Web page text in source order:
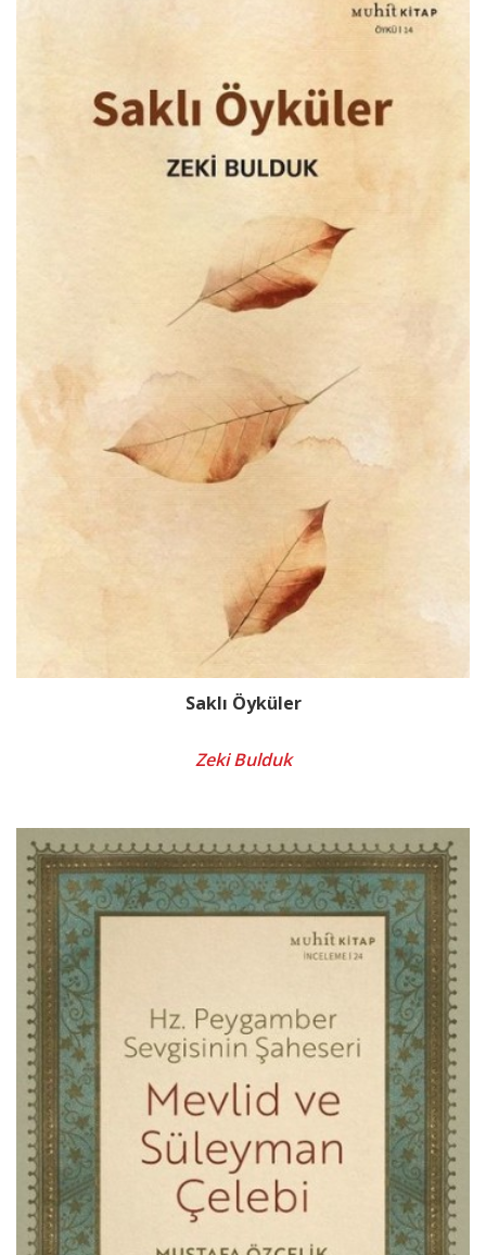
Saklı Öyküler
Zeki Bulduk